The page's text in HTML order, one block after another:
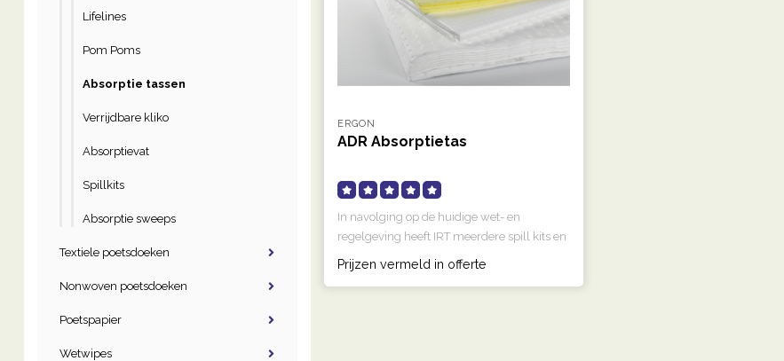
Lifelines
Pom Poms
Absorptie tassen
Verrijdbare kliko
Absorptievat
Spillkits
Absorptie sweeps
Textiele poetsdoeken
Nonwoven poetsdoeken
Poetspapier
Wetwipes
ERGON
ADR Absorptietas
In navolging op de huidige wet- en
regelgeving heeft IRT meerdere spill kits en
Prijzen vermeld in offerte